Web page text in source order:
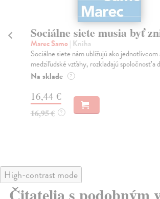
Sociálne siete musia byť
Marec Samo| Kniha
Sociálne siete nám ubližujú ako jednotlivcom
medziľudské vzťahy, rozkladajú spoločnosť a
Na sklade ?
16,44 €
16,95 € ?
High-contrast mode
Čitatelia s podobným